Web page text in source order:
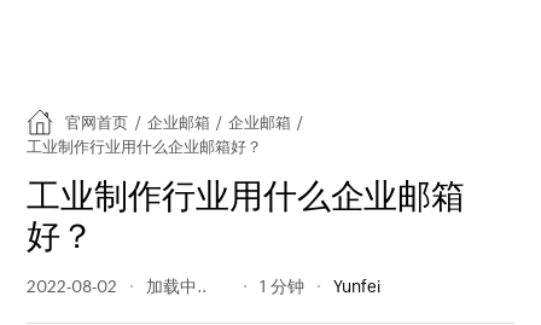
官网首页 / 企业邮箱 / 企业邮箱 /
工业制作行业用什么企业邮箱好？
工业制作行业用什么企业邮箱
好？
2022-08-02 368 阅读量 1 分钟 Yunfei